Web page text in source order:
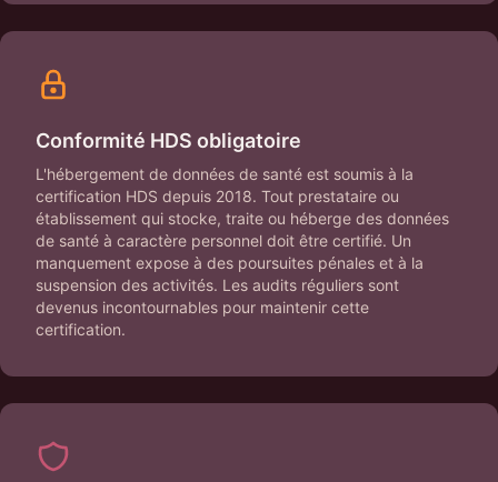
Conformité HDS obligatoire
L'hébergement de données de santé est soumis à la
certification HDS depuis 2018. Tout prestataire ou
établissement qui stocke, traite ou héberge des données
de santé à caractère personnel doit être certifié. Un
manquement expose à des poursuites pénales et à la
suspension des activités. Les audits réguliers sont
devenus incontournables pour maintenir cette
certification.